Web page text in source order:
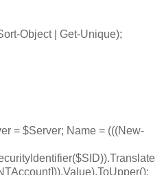
Object | Get-Unique);
= $Server; Name = (((New-